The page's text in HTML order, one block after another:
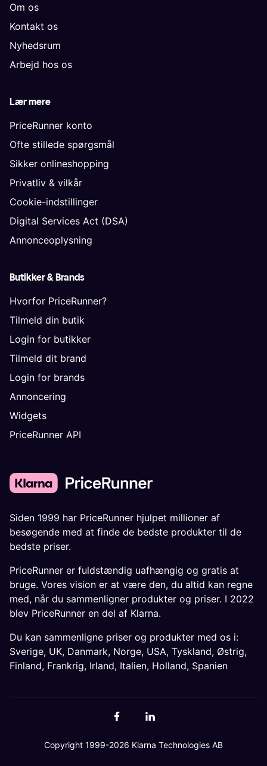
Om os
Kontakt os
Nyhedsrum
Arbejd hos os
Lær mere
PriceRunner konto
Ofte stillede spørgsmål
Sikker onlineshopping
Privatliv & vilkår
Cookie-indstillinger
Digital Services Act (DSA)
Annonceoplysning
Butikker & Brands
Hvorfor PriceRunner?
Tilmeld din butik
Login for butikker
Tilmeld dit brand
Login for brands
Annoncering
Widgets
PriceRunner API
Siden 1999 har PriceRunner hjulpet millioner af
besøgende med at finde de bedste produkter til de
bedste priser.
PriceRunner er fuldstændig uafhængig og gratis at
bruge. Vores vision er at være den, du altid kan regne
med, når du sammenligner produkter og priser. I 2022
blev PriceRunner en del af Klarna.
Du kan sammenligne priser og produkter med os i:
Sverige, UK, Danmark, Norge, USA, Tyskland, Østrig,
Finland, Frankrig, Irland, Italien, Holland, Spanien
Copyright 1999-2026 Klarna Technologies AB